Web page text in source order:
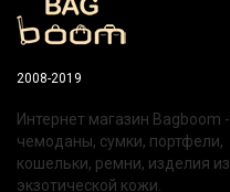
2008-2019
Интернет магазин Bagboom -
чемоданы, сумки, портфели,
кошельки, ремни, изделия из
экзотической кожи.